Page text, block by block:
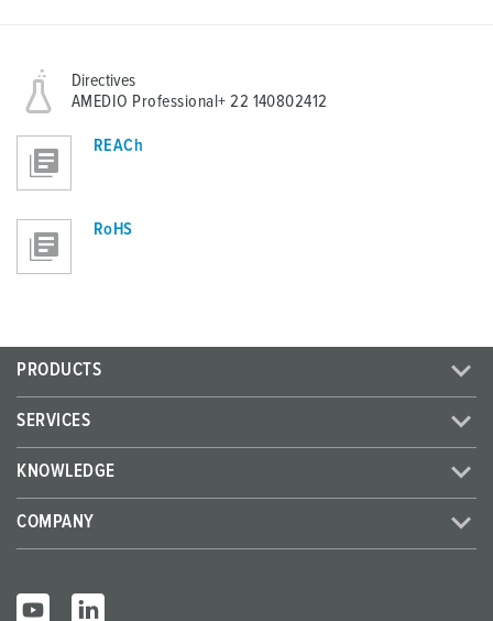
Directives
AMEDIO Professional+ 22 140802412
REACh
RoHS
PRODUCTS
SERVICES
KNOWLEDGE
COMPANY